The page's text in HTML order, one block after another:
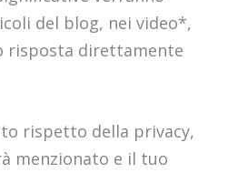
del blog, nei video*,
risposta direttamente
rispetto della privacy,
menzionato e il tuo